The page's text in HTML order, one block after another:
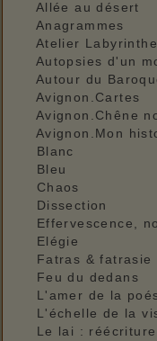
Allée au désert
Anagrammes
Atelier Labyrinthe
Autopsies d'un
Autour du
Avignon.Cartes
Avignon.Chêne
Avignon.Mon
Blanc
Bleu
Chaos
Dissection
Effervescence,
Elégie
Fatras & fatrasie
Feu du dedans
L'amer de la
L'échelle de la
Le lai : réécriture